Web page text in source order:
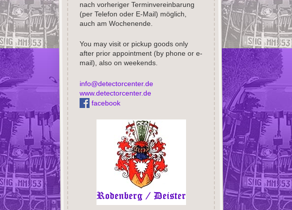
nach vorheriger Terminvereinbarung
(per Telefon oder E-Mail) möglich,
auch am Wochenende.
You may visit or pickup goods only
after prior appointment (by phone or e-
mail), also on weekends.
info@detectorcenter.de
www.detectorcenter.de
facebook